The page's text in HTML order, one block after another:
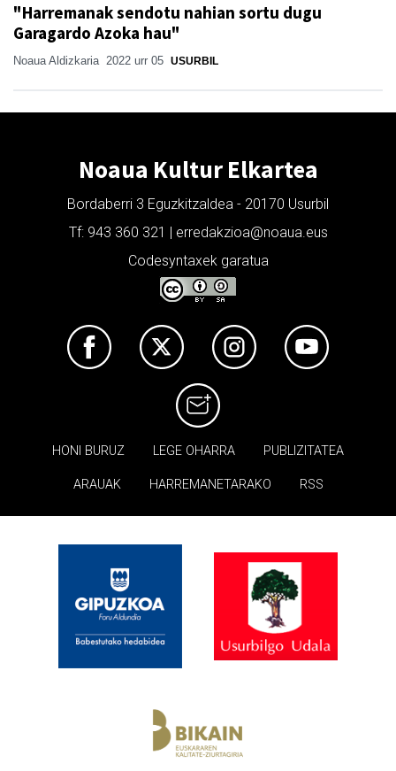
"Harremanak sendotu nahian sortu dugu
Garagardo Azoka hau"
Noaua Aldizkaria 2022 urr 05 USURBIL
Noaua Kultur Elkartea
Bordaberri 3 Eguzkitzaldea - 20170 Usurbil
Tf: 943 360 321 | erredakzioa@noaua.eus
Codesyntaxek garatua
HONI BURUZ LEGE OHARRA PUBLIZITATEA
ARAUAK HARREMANETARAKO RSS